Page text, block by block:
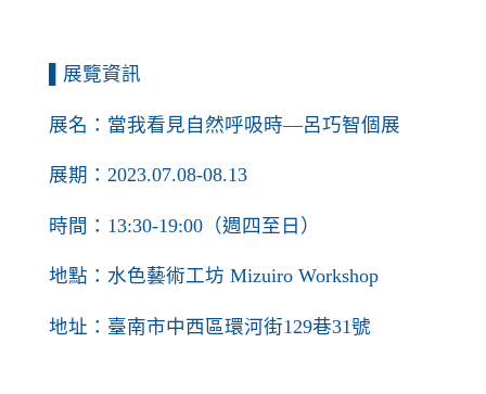
▌展覽資訊
展名：當我看見自然呼吸時—呂巧智個展
展期：2023.07.08-08.13
時間：13:30-19:00（週四至日）
地點：水色藝術工坊 Mizuiro Workshop
地址：臺南市中西區環河街129巷31號